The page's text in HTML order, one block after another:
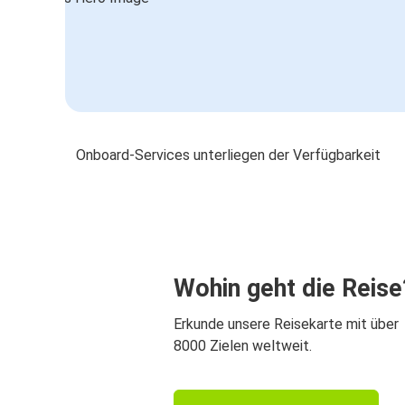
Onboard-Services unterliegen der Verfügbarkeit
Wohin geht die
Erkunde unsere Reisekarte mit über
8000 Zielen weltweit.